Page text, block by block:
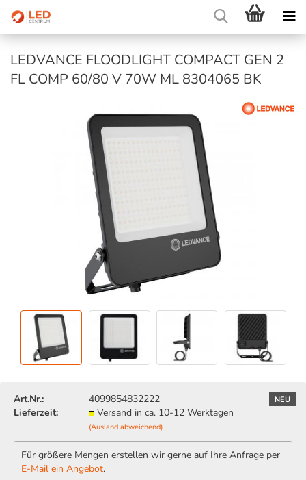
LEDVANCE FLOODLIGHT COMPACT GEN 2
FL COMP 60/80 V 70W ML 8304065 BK
NEU
Art.Nr.:
4099854832222
Lieferzeit:
Versand in ca. 10-12 Werktagen
(Ausland abweichend)
Für größere Mengen erstellen wir gerne auf Ihre Anfrage per
E-Mail ein Angebot.